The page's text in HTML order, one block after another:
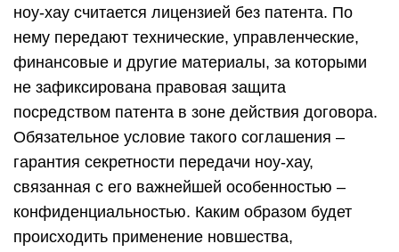
ноу-хау считается лицензией без патента. По
нему передают технические, управленческие,
финансовые и другие материалы, за которыми
не зафиксирована правовая защита
посредством патента в зоне действия договора.
Обязательное условие такого соглашения –
гарантия секретности передачи ноу-хау,
связанная с его важнейшей особенностью –
конфиденциальностью. Каким образом будет
происходить применение новшества,